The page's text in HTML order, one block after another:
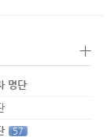
+
명단
57